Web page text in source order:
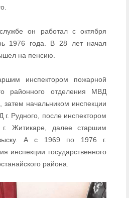
он работал с октября
1976 года. В 28 лет начал
на пенсию.
инспектором пожарной
районного отделения МВД
затем начальником инспекции
Рудного, после инспектором
Житикаре, далее старшим
А с 1969 по 1976 г.
инспекции государственного
района.